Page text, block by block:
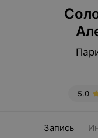
5.0
Запись